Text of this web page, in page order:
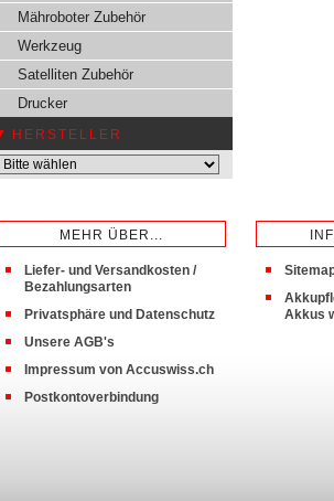
Mähroboter Zubehör
Werkzeug
Satelliten Zubehör
Drucker
HERSTELLER
MEHR ÜBER...
Liefer- und Versandkosten /
Bezahlungsarten
Privatsphäre und Datenschutz
Unsere AGB's
Impressum von Accuswiss.ch
Postkontoverbindung
Akkus